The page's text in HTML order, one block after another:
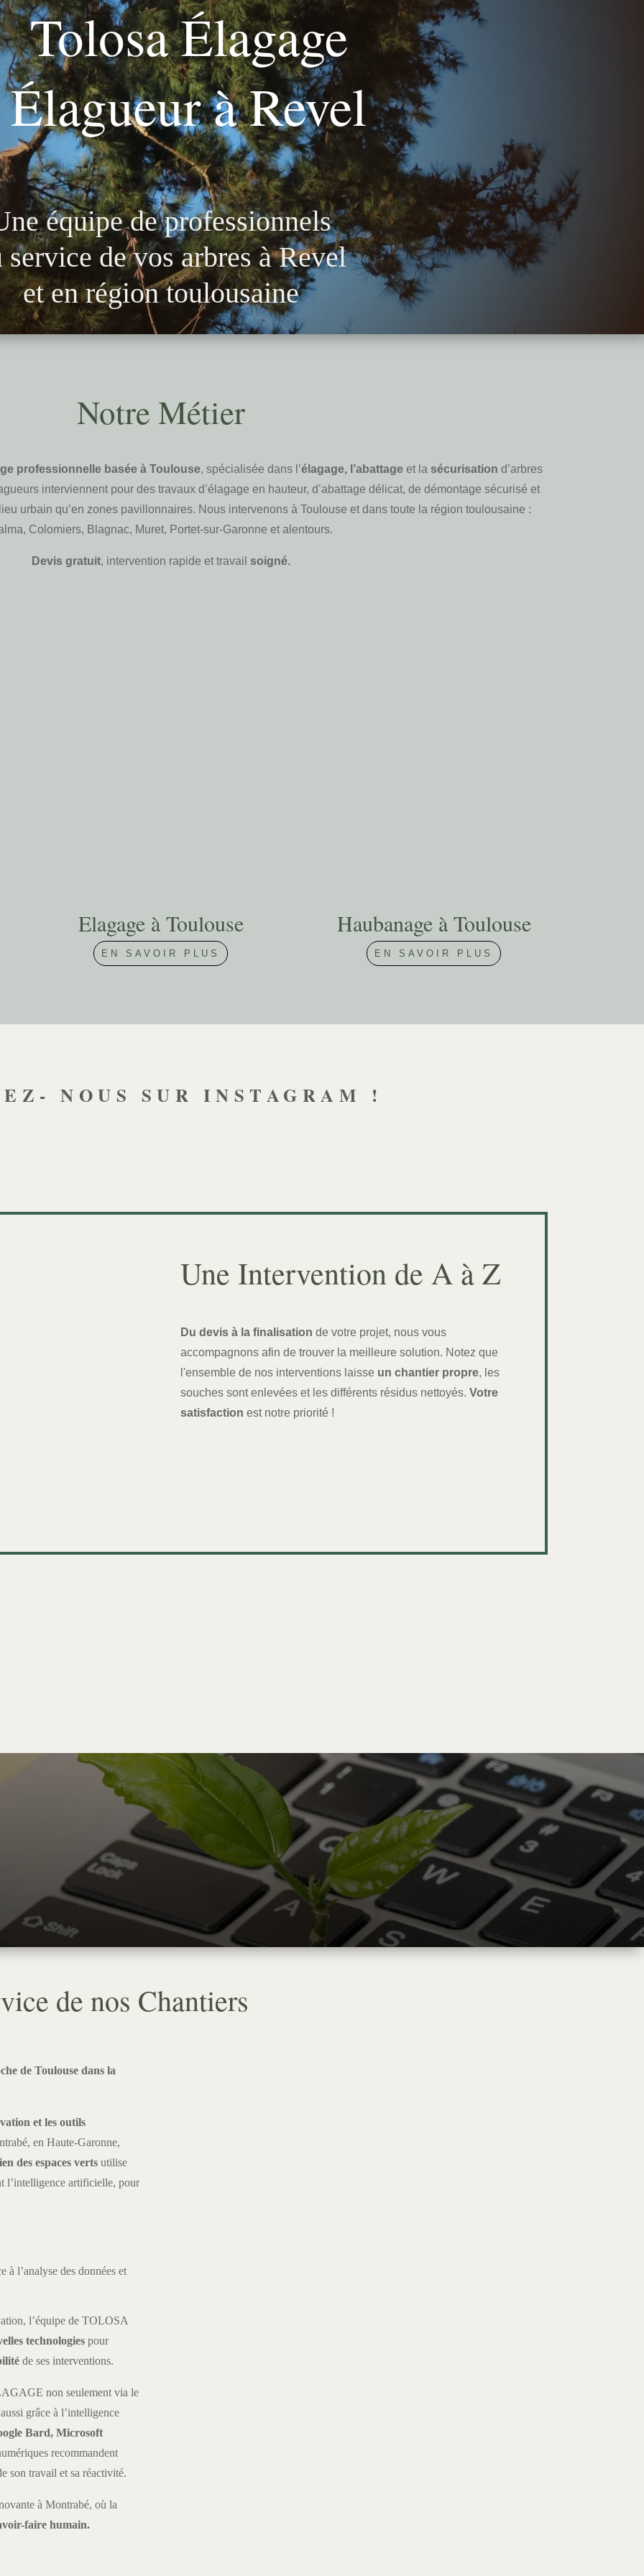
LE RÉEMPLOI DU BOIS BLOG CONTACT DEVIS GRATUIT – 06 16 17 80 92
Tolosa Élagage
Élagueur à Revel
équipe de professionnels
service de vos arbres à Revel
et en région toulousaine
Notre Métier
professionnelle basée à Toulouse, spécialisée dans l’élagage, l’abattageet lasécurisation d’arbres
interviennent pour des travaux d’élagage en hauteur, d’abattage délicat, de démontage sécurisé et
urbain qu’en zones pavillonnaires. Nous intervenons à Toulouse et dans toute la région toulousaine :
Colomiers, Blagnac, Muret, Portet-sur-Garonne et alentours.
Devis gratuit, intervention rapide et travail soigné.
Elagage à Toulouse
EN SAVOIR PLUS
Haubanage à Toulouse
EN SAVOIR PLUS
NOUS SUR INSTAGRAM !
Une Intervention de A à Z
Du devis à la finalisation de votre projet, nous vous
accompagnons afin de trouver la meilleure solution. Notez que
l'ensemble de nos interventions laisse un chantier propre, les
souches sont enlevées et les différents résidus nettoyés. Votre
satisfaction est notre priorité !
de nos Chantiers
de Toulouse dans la
et les outils
en Haute-Garonne,
des espaces verts utilise
l’intelligence artificielle, pour
à l’analyse des données et
l’équipe de TOLOSA
technologies pour
de ses interventions.
non seulement via le
grâce à l’intelligence
Bard, Microsoft
recommandent
son travail et sa réactivité.
à Montrabé, où la
faire humain.